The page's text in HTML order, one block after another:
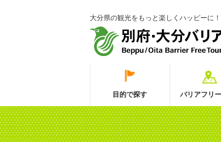
大分県の観光をもっと楽しくハッピーに！
目的で探す バリアフリ